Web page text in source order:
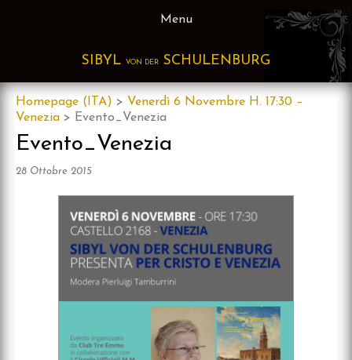
Menu
SIBYL VON DER SCHULENBURG
Homepage (ITA) > Venerdì 6 Novembre H. 17:30 –
Venezia > Evento_Venezia
Evento_Venezia
28 Ottobre 2015